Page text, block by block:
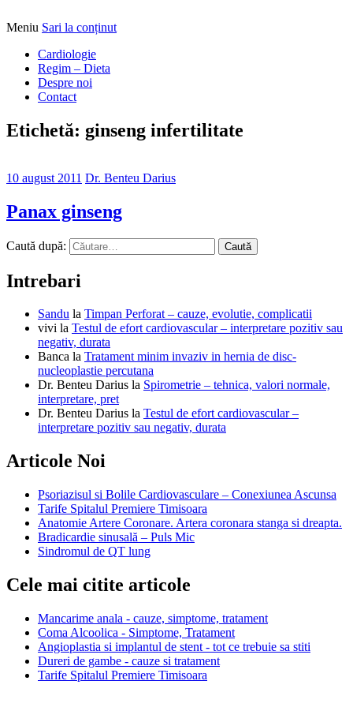
DrBendo.ro
Alimentatia sa iti fie medicatia
Meniu Sari la conținut
Cardiologie
Regim – Dieta
Despre noi
Contact
Etichetă: ginseng infertilitate
10 august 2011 Dr. Benteu Darius
Panax ginseng
Caută după:
Intrebari
Sandu la Timpan Perforat – cauze, evolutie, complicatii
vivi la Testul de efort cardiovascular – interpretare pozitiv sau
negativ, durata
Banca la Tratament minim invaziv in hernia de disc-
nucleoplastie percutana
Dr. Benteu Darius la Spirometrie – tehnica, valori normale,
interpretare, pret
Dr. Benteu Darius la Testul de efort cardiovascular –
interpretare pozitiv sau negativ, durata
Articole Noi
Psoriazisul si Bolile Cardiovasculare – Conexiunea Ascunsa
Tarife Spitalul Premiere Timisoara
Anatomie Artere Coronare. Artera coronara stanga si dreapta.
Bradicardie sinusală – Puls Mic
Sindromul de QT lung
Cele mai citite articole
Mancarime anala - cauze, simptome, tratament
Coma Alcoolica - Simptome, Tratament
Angioplastia si implantul de stent - tot ce trebuie sa stiti
Dureri de gambe - cauze si tratament
Tarife Spitalul Premiere Timisoara